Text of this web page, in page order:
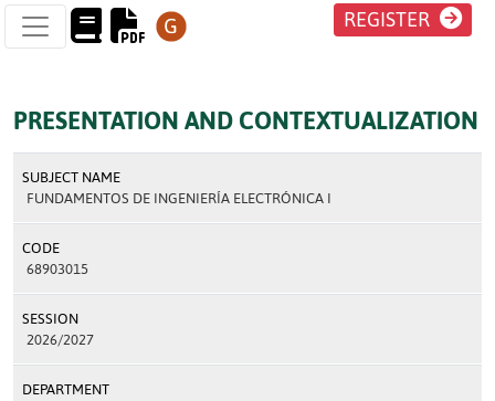
REGISTER
PRESENTATION AND CONTEXTUALIZATION
SUBJECT NAME
FUNDAMENTOS DE INGENIERÍA ELECTRÓNICA I
CODE
68903015
SESSION
2026/2027
DEPARTMENT